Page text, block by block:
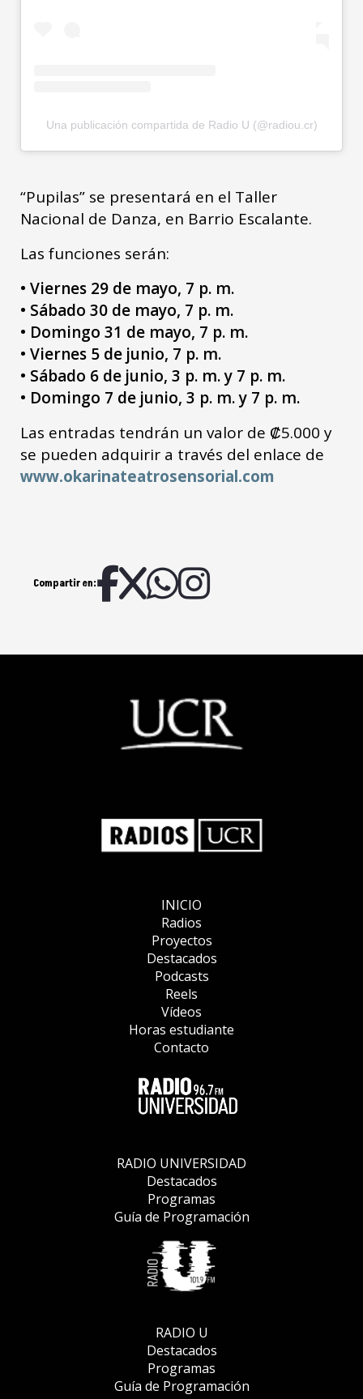
Una publicación compartida de Radio U (@radiou.cr)
“Pupilas” se presentará en el Taller
Nacional de Danza, en Barrio Escalante.
Las funciones serán:
• Viernes 29 de mayo, 7 p. m.
• Sábado 30 de mayo, 7 p. m.
• Domingo 31 de mayo, 7 p. m.
• Viernes 5 de junio, 7 p. m.
• Sábado 6 de junio, 3 p. m. y 7 p. m.
• Domingo 7 de junio, 3 p. m. y 7 p. m.
Las entradas tendrán un valor de ₡5.000 y
se pueden adquirir a través del enlace de
www.okarinateatrosensorial.com
Compartir en:
INICIO
Radios
Proyectos
Destacados
Podcasts
Reels
Vídeos
Horas estudiante
Contacto
RADIO UNIVERSIDAD
Destacados
Programas
Guía de Programación
RADIO U
Destacados
Programas
Guía de Programación